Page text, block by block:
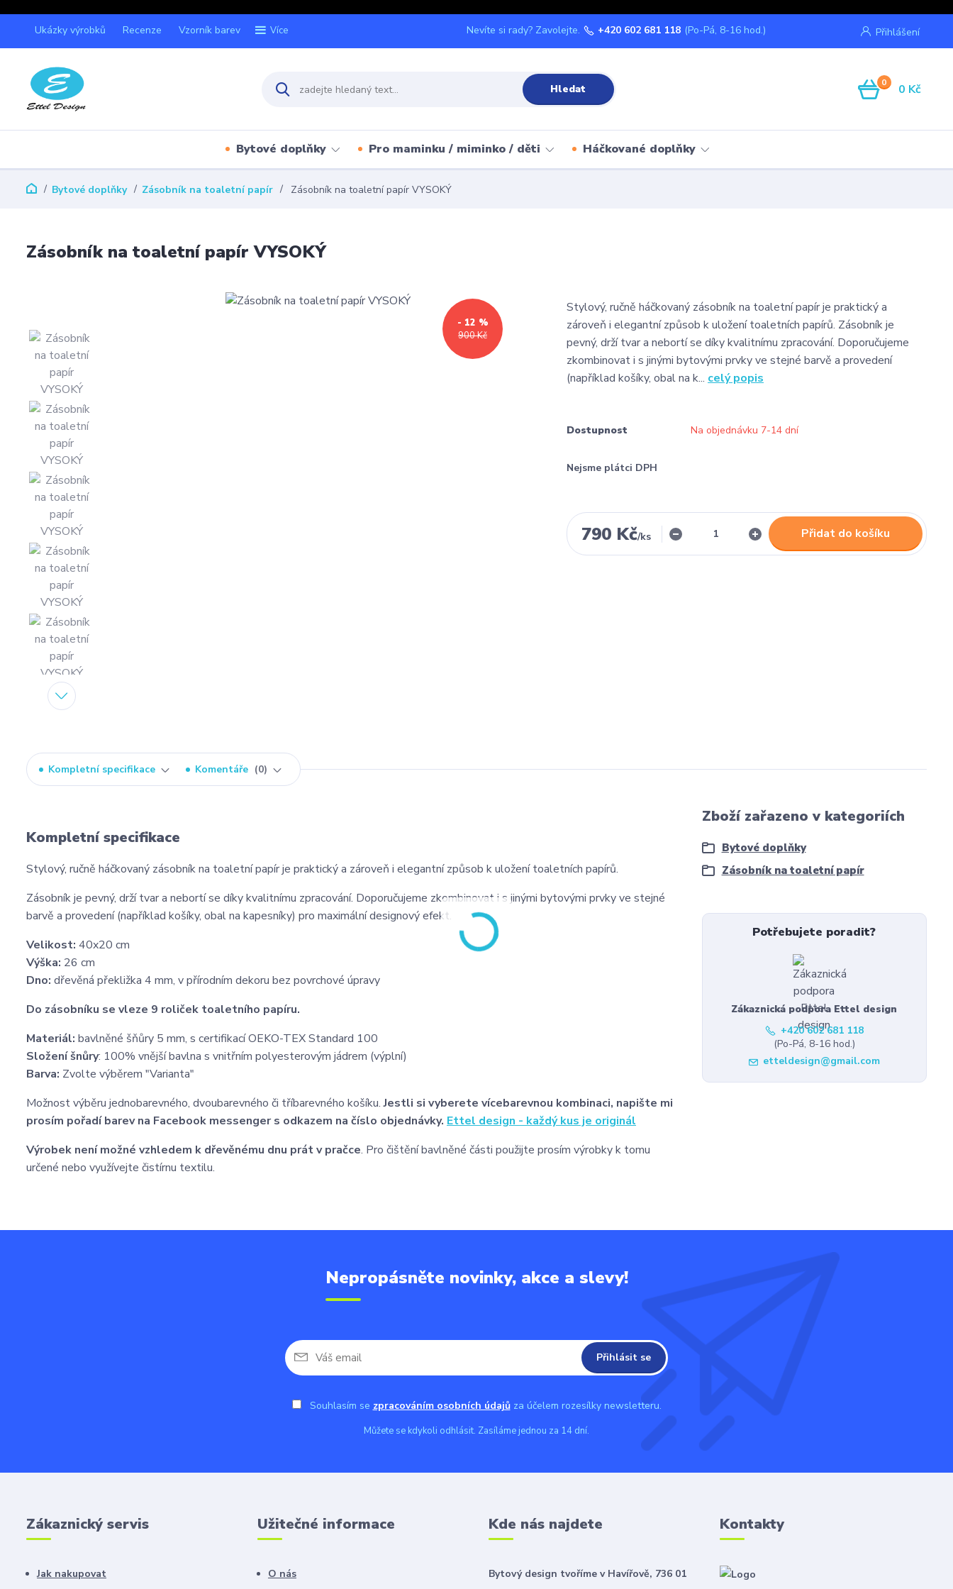
Ukázky výrobků Recenze Vzorník barev Více Přihlášení
Hledat
Nevíte si rady? Zavolejte. +420 602 681 118 (Po-Pá, 8-16 hod.)
0 0 Kč
Bytové doplňky Pro maminku / miminko / děti Háčkované doplňky
Bytové doplňky Zásobník na toaletní papír Zásobník na toaletní papír VYSOKÝ
Zásobník na toaletní papír VYSOKÝ
900 Kč
- 12 %
Stylový, ručně háčkovaný zásobník na toaletní papír je praktický a
zároveň i elegantní způsob k uložení toaletních papírů. Zásobník je
pevný, drží tvar a nebortí se díky kvalitnímu zpracování. Doporučujeme
zkombinovat i s jinými bytovými prvky ve stejné barvě a provedení
(například košíky, obal na k... celý popis
Dostupnost Na objednávku 7-14 dní
Nejsme plátci DPH
790 Kč/ks Přidat do košíku
Kompletní specifikace Komentáře 0
Kompletní specifikace
Stylový, ručně háčkovaný zásobník na toaletní papír je praktický a zároveň i elegantní způsob k uložení toaletních papírů.
Zásobník je pevný, drží tvar a nebortí se díky kvalitnímu zpracování. Doporučujeme zkombinovat i s jinými bytovými prvky ve stejné
barvě a provedení (například košíky, obal na kapesníky) pro maximální designový efekt.
Velikost: 40x20 cm
Výška: 26 cm
Dno: dřevěná překližka 4 mm, v přírodním dekoru bez povrchové úpravy
Do zásobníku se vleze 9 roliček toaletního papíru.
Materiál: bavlněné šňůry 5 mm, s certifikací OEKO-TEX Standard 100
Složení šnůry: 100% vnější bavlna s vnitřním polyesterovým jádrem (výplní)
Barva: Zvolte výběrem "Varianta"
Možnost výběru jednobarevného, dvoubarevného či tříbarevného košíku.Jestli si vyberete vícebarevnou kombinaci, napište mi
prosím pořadí barev na Facebook messenger s odkazem na číslo objednávky. Ettel design - každý kus je originál
Výrobek není možné vzhledem k dřevěnému dnu prát v pračce. Pro čištění bavlněné části použijte prosím výrobky k tomu
určené nebo využívejte čistírnu textilu.
Zboží zařazeno v kategoriích
Bytové doplňky
Zásobník na toaletní papír
Potřebujete poradit?
Zákaznická podpora Ettel design
+420 602 681 118
(Po-Pá, 8-16 hod.)
etteldesign@gmail.com
Nepropásněte novinky, akce a slevy!
Přihlásit se
Souhlasím se zpracováním osobních údajůza účelem rozesílky newsletteru.
Můžete se kdykoli odhlásit. Zasíláme jednou za 14 dní.
Zákaznický servis
Jak nakupovat
Užitečné informace
O nás
Kde nás najdete
Bytový design tvoříme v Havířově, 736 01
Kontakty